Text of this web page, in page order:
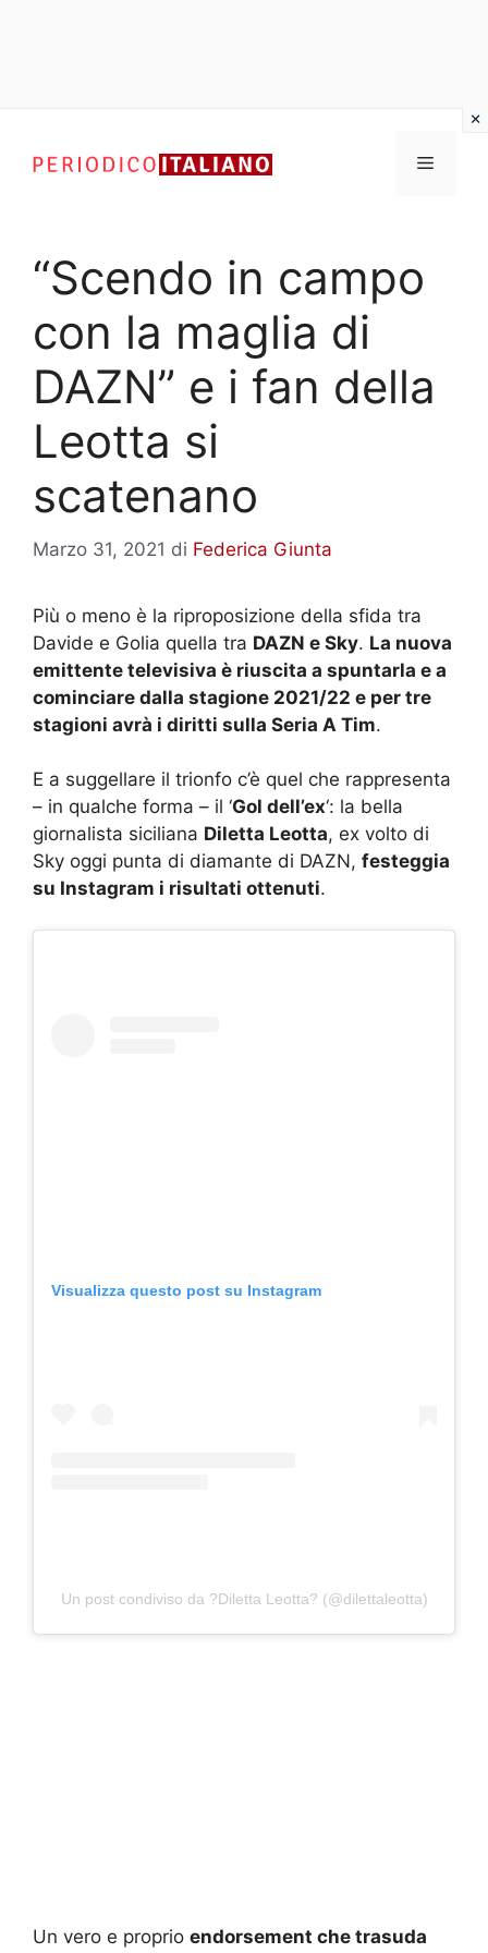
contenuto
Menu
“Scendo in campo
con la maglia di
DAZN” e i fan della
Leotta si
scatenano
Marzo 31, 2021 di Federica Giunta
Più o meno è la riproposizione della sfida tra
Davide e Golia quella tra DAZN e Sky. La nuova
emittente televisiva è riuscita a spuntarla e a
cominciare dalla stagione 2021/22 e per tre
stagioni avrà i diritti sulla Seria A Tim.
E a suggellare il trionfo c’è quel che rappresenta
– in qualche forma – il ‘Gol dell’ex‘: la bella
giornalista siciliana Diletta Leotta, ex volto di
Sky oggi punta di diamante di DAZN, festeggia
su Instagram i risultati ottenuti.
Visualizza questo post su Instagram
Un post condiviso da ?Diletta Leotta? (@dilettaleotta)
Un vero e proprio endorsement che trasuda